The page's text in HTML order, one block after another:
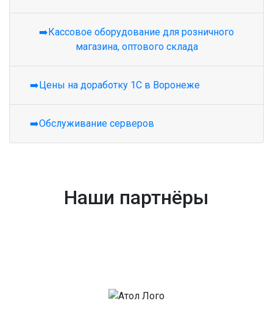
➡️Кассовое оборудование для розничного
магазина, оптового склада
➡️Цены на доработку 1С в Воронеже
➡️Обслуживание серверов
Наши партнёры